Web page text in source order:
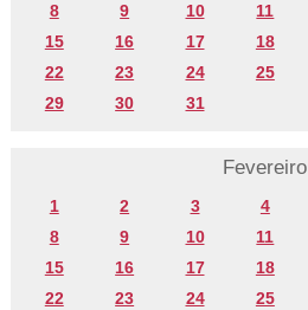
8
9 10 11
15
16 17 18
22
23 24 25
29
30 31
Fevereiro
1 2 3 4
8
9 10 11
15
16 17 18
22
23 24 25